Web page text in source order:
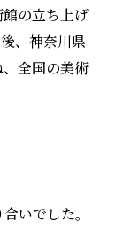
の立ち上げ
、神奈川県
全国の美術
いでした。